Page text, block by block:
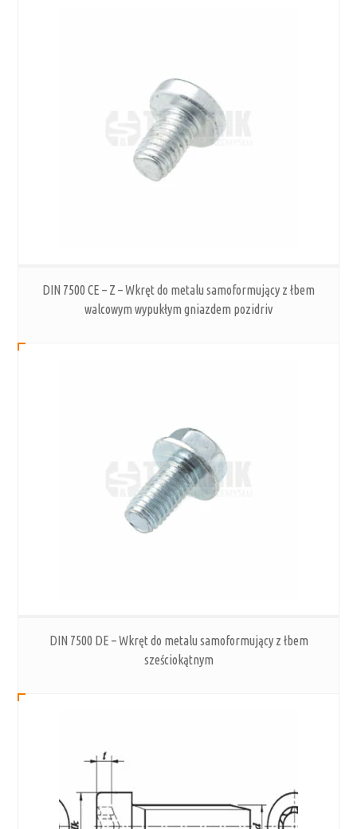
DIN 7500 CE – Z – Wkręt do metalu samoformujący z łbem
walcowym wypukłym gniazdem pozidriv
DIN 7500 DE – Wkręt do metalu samoformujący z łbem
sześciokątnym